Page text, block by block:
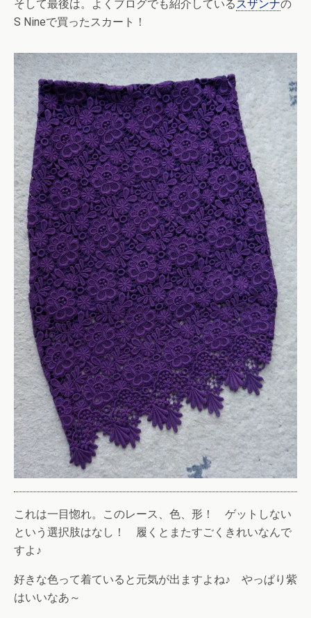
そして最後は。よくブログでも紹介しているスザンナの
S Nineで買ったスカート！
これは一目惚れ。このレース、色、形！ ゲットしない
という選択肢はなし！ 履くとまたすごくきれいなんで
すよ♪
好きな色って着ていると元気が出ますよね♪ やっぱり紫
はいいなあ～